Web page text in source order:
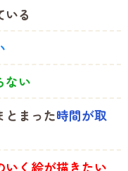
いる
ない
とまった時間が取
いく絵が描きたい